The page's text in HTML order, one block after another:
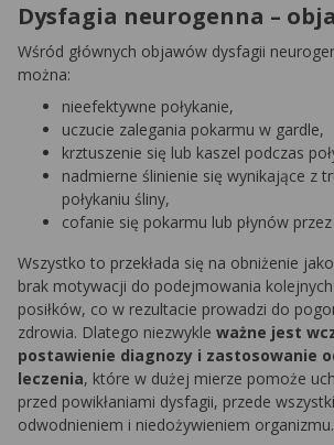
Dysfagia neurogenna –
Wśród głównych objawów dysfagii
można:
nieefektywne połykanie,
uczucie zalegania pokarmu w gardle,
krztuszenie się lub kaszel podczas
nadmierne ślinienie się wynikające z
połykaniu śliny,
cofanie się pokarmu lub płynów
Wszystko to przekłada się na obniżenie
brak motywacji do podejmowania
posiłków, co w rezultacie prowadzi do
zdrowia. Dlatego niezwykle ważne jest
postawienie diagnozy i zastosowanie
leczenia, które w dużej mierze pomoże
przed powikłaniami dysfagii, przede
odwodnieniem i niedożywieniem organizmu.